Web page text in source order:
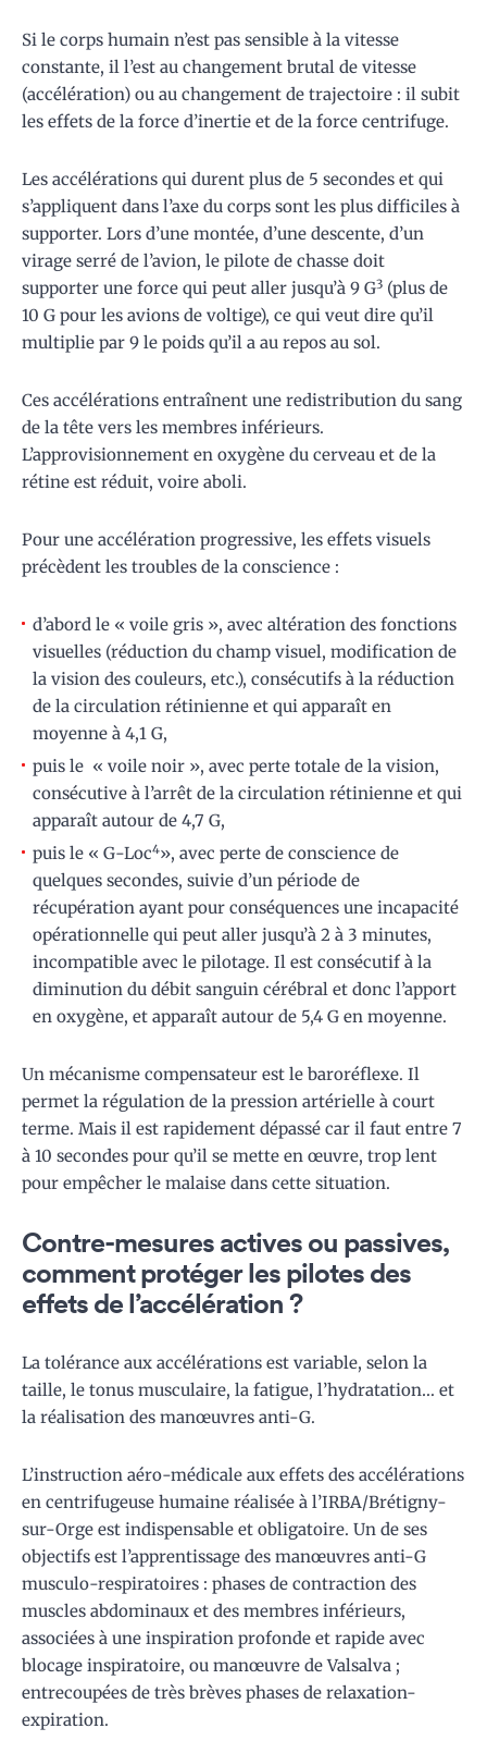
Si le corps humain n’est pas sensible à la vitesse
constante, il l’est au changement brutal de vitesse
(accélération) ou au changement de trajectoire : il subit
les effets de la force d’inertie et de la force centrifuge.
Les accélérations qui durent plus de 5 secondes et qui
s’appliquent dans l’axe du corps sont les plus difficiles à
supporter. Lors d’une montée, d’une descente, d’un
virage serré de l’avion, le pilote de chasse doit
supporter une force qui peut aller jusqu’à 9 G3 (plus de
10 G pour les avions de voltige), ce qui veut dire qu’il
multiplie par 9 le poids qu’il a au repos au sol.
Ces accélérations entraînent une redistribution du sang
de la tête vers les membres inférieurs.
L’approvisionnement en oxygène du cerveau et de la
rétine est réduit, voire aboli.
Pour une accélération progressive, les effets visuels
précèdent les troubles de la conscience :
d’abord le « voile gris », avec altération des fonctions
visuelles (réduction du champ visuel, modification de
la vision des couleurs, etc.), consécutifs à la réduction
de la circulation rétinienne et qui apparaît en
moyenne à 4,1 G,
puis le « voile noir », avec perte totale de la vision,
consécutive à l’arrêt de la circulation rétinienne et qui
apparaît autour de 4,7 G,
puis le « G-Loc4», avec perte de conscience de
quelques secondes, suivie d’un période de
récupération ayant pour conséquences une incapacité
opérationnelle qui peut aller jusqu’à 2 à 3 minutes,
incompatible avec le pilotage. Il est consécutif à la
diminution du débit sanguin cérébral et donc l’apport
en oxygène, et apparaît autour de 5,4 G en moyenne.
Un mécanisme compensateur est le baroréflexe. Il
permet la régulation de la pression artérielle à court
terme. Mais il est rapidement dépassé car il faut entre 7
à 10 secondes pour qu’il se mette en œuvre, trop lent
pour empêcher le malaise dans cette situation.
Contre-mesures actives ou passives,
comment protéger les pilotes des
effets de l’accélération ?
La tolérance aux accélérations est variable, selon la
taille, le tonus musculaire, la fatigue, l’hydratation… et
la réalisation des manœuvres anti-G.
L’instruction aéro-médicale aux effets des accélérations
en centrifugeuse humaine réalisée à l’IRBA/Brétigny-
sur-Orge est indispensable et obligatoire. Un de ses
objectifs est l’apprentissage des manœuvres anti-G
musculo-respiratoires : phases de contraction des
muscles abdominaux et des membres inférieurs,
associées à une inspiration profonde et rapide avec
blocage inspiratoire, ou manœuvre de Valsalva ;
entrecoupées de très brèves phases de relaxation-
expiration.